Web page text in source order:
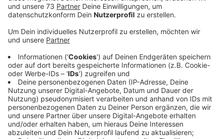
Anzeige
270.000 Menschen bekommen pro jahr in
Deutschland einen Schlaganfall
Anzeige
Eine Einrichtung, ohne die einige Menschen wohl nicht
mehr leben würden. 270.000 Menschen bekommen pro